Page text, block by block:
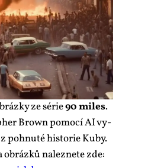
ze sé­rie90 mi­les.
Brown po­mo­cí AI vy­
po­hnu­té his­to­rie Ku­by.
na­lez­ne­te zde: